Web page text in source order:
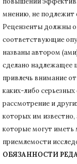
мнению, не подлежит
Рецензенты должны
соответствующие
названы автором
сделано надлежащее
привлечь внимание
каких-либо
рассмотрение и
которых им
которые могут иметь
приемлемости
ОБЯЗАННОСТИ